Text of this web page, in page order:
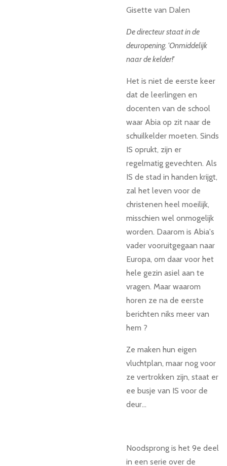
Gisette van Dalen
De directeur staat in de
deuropening. 'Onmiddelijk
naar de kelder!'
Het is niet de eerste keer
dat de leerlingen en
docenten van de school
waar Abia op zit naar de
schuilkelder moeten. Sinds
IS oprukt, zijn er
regelmatig gevechten. Als
IS de stad in handen krijgt,
zal het leven voor de
christenen heel moeilijk,
misschien wel onmogelijk
worden. Daarom is Abia's
vader vooruitgegaan naar
Europa, om daar voor het
hele gezin asiel aan te
vragen. Maar waarom
horen ze na de eerste
berichten niks meer van
hem ?
Ze maken hun eigen
vluchtplan, maar nog voor
ze vertrokken zijn, staat er
ee busje van IS voor de
deur...
Noodsprong is het 9e deel
in een serie over de